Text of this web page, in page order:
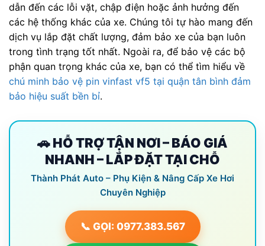
dẫn đến các lỗi vặt, chập điện hoặc ảnh hưởng đến
các hệ thống khác của xe. Chúng tôi tự hào mang đến
dịch vụ lắp đặt chất lượng, đảm bảo xe của bạn luôn
trong tình trạng tốt nhất. Ngoài ra, để bảo vệ các bộ
phận quan trọng khác của xe, bạn có thể tìm hiểu về
chú minh bảo vệ pin vinfast vf5 tại quận tân bình đảm
bảo hiệu suất bền bỉ.
🚗 HỖ TRỢ TẬN NƠI – BÁO GIÁ
NHANH – LẮP ĐẶT TẠI CHỖ
Thành Phát Auto – Phụ Kiện & Nâng Cấp Xe Hơi
Chuyên Nghiệp
📞 GỌI: 0977.383.567